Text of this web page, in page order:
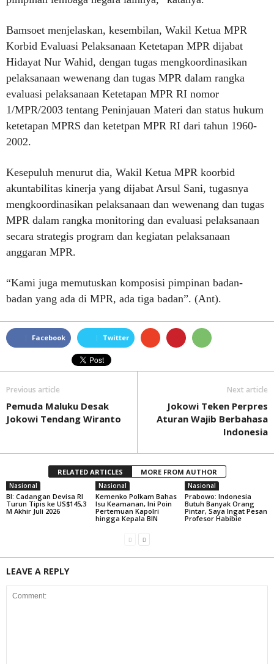
Bamsoet menjelaskan, kesembilan, Wakil Ketua MPR
Korbid Evaluasi Pelaksanaan Ketetapan MPR dijabat
Hidayat Nur Wahid, dengan tugas mengkoordinasikan
pelaksanaan wewenang dan tugas MPR dalam rangka
evaluasi pelaksanaan Ketetapan MPR RI nomor
1/MPR/2003 tentang Peninjauan Materi dan status hukum
ketetapan MPRS dan ketetpan MPR RI dari tahun 1960-
2002.
Kesepuluh menurut dia, Wakil Ketua MPR koorbid
akuntabilitas kinerja yang dijabat Arsul Sani, tugasnya
mengkoordinasikan pelaksanaan dan wewenang dan tugas
MPR dalam rangka monitoring dan evaluasi pelaksanaan
secara strategis program dan kegiatan pelaksanaan
anggaran MPR.
“Kami juga memutuskan komposisi pimpinan badan-
badan yang ada di MPR, ada tiga badan”. (Ant).
Facebook Twitter
Previous article
Pemuda Maluku Desak
Jokowi Tendang Wiranto
Next article
Jokowi Teken Perpres
Aturan Wajib Berbahasa
Indonesia
RELATED ARTICLES MORE FROM AUTHOR
Nasional
BI: Cadangan Devisa RI
Turun Tipis ke US$145,3
M Akhir Juli 2026
Nasional
Kemenko Polkam Bahas
Isu Keamanan, Ini Poin
Pertemuan Kapolri
hingga Kepala BIN
Nasional
Prabowo: Indonesia
Butuh Banyak Orang
Pintar, Saya Ingat Pesan
Profesor Habibie
LEAVE A REPLY